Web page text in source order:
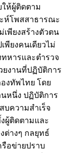
ห้ผู้ติดตาม
ห์โพสสาธารณะ
เพียงสร้างตัวตน
ยงคนเดียวไม่
ทหารและตำรวจ
ยงานที่ปฏิบัติการ
งทัพไทย โดย
นหนึ่ง ปฏิบัติการ
บความสำเร็จ
ผู้ติดตามและ
ต่างๆ กลยุทธ์
อข่ายปราบ